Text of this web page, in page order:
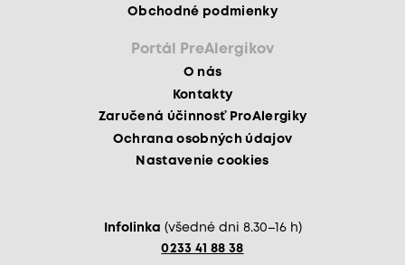
Obchodné podmienky
Portál PreAlergikov
O nás
Kontakty
Zaručená účinnosť ProAlergiky
Ochrana osobných údajov
Nastavenie cookies
Infolinka (všedné dni 8.30–16 h)
0233 41 88 38